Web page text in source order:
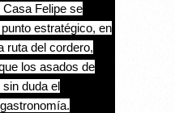
Felipe se
estratégico, en
ruta del cordero,
los asados de
duda el